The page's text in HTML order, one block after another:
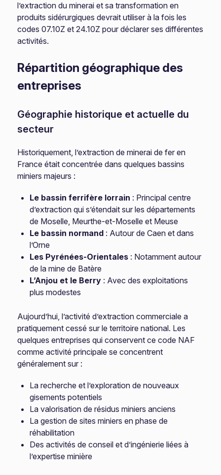
l’extraction du minerai et sa transformation en
produits sidérurgiques devrait utiliser à la fois les
codes 07.10Z et 24.10Z pour déclarer ses différentes
activités.
Répartition géographique des
entreprises
Géographie historique et actuelle du
secteur
Historiquement, l’extraction de minerai de fer en
France était concentrée dans quelques bassins
miniers majeurs :
Le bassin ferrifère lorrain : Principal centre
d’extraction qui s’étendait sur les départements
de Moselle, Meurthe-et-Moselle et Meuse
Le bassin normand : Autour de Caen et dans
l’Orne
Les Pyrénées-Orientales : Notamment autour
de la mine de Batère
L’Anjou et le Berry : Avec des exploitations
plus modestes
Aujourd’hui, l’activité d’extraction commerciale a
pratiquement cessé sur le territoire national. Les
quelques entreprises qui conservent ce code NAF
comme activité principale se concentrent
généralement sur :
La recherche et l’exploration de nouveaux
gisements potentiels
La valorisation de résidus miniers anciens
La gestion de sites miniers en phase de
réhabilitation
Des activités de conseil et d’ingénierie liées à
l’expertise minière